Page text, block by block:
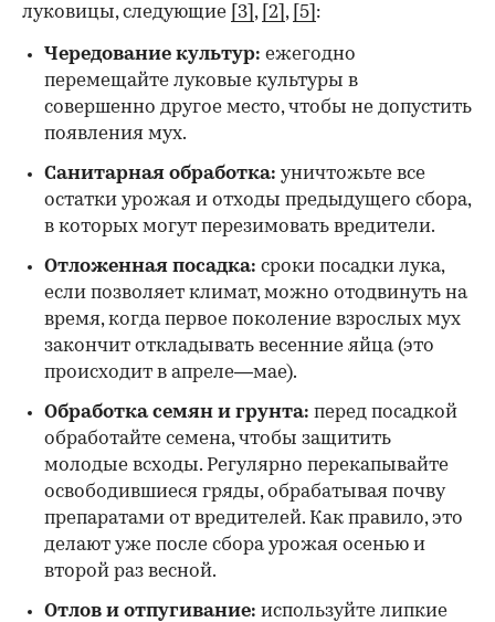
луковицы, следующие
[3] , [2] , [5] :
Чередование культур: ежегодно
перемещайте луковые культуры в
совершенно другое место, чтобы не допустить
появления мух.
Санитарная обработка: уничтожьте все
остатки урожая и отходы предыдущего сбора,
в которых могут перезимовать вредители.
Отложенная посадка: сроки посадки лука,
если позволяет климат, можно отодвинуть на
время, когда первое поколение взрослых мух
закончит откладывать весенние яйца (это
происходит в апреле—мае).
Обработка семян и грунта: перед посадкой
обработайте семена, чтобы защитить
молодые всходы. Регулярно перекапывайте
освободившиеся гряды, обрабатывая почву
препаратами от вредителей. Как правило, это
делают уже после сбора урожая осенью и
второй раз весной.
Отлов и отпугивание: используйте липкие